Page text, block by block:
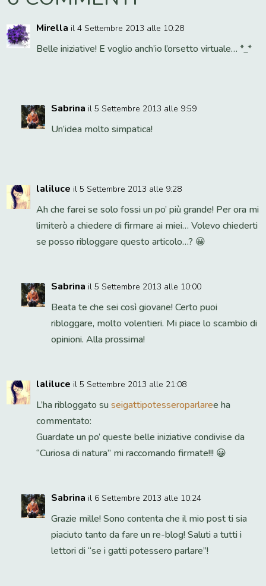
Mirella il 4 Settembre 2013 alle 10:28
Belle iniziative! E voglio anch’io l’orsetto virtuale… *_*
Sabrina il 5 Settembre 2013 alle 9:59
Un’idea molto simpatica!
laliluce il 5 Settembre 2013 alle 9:28
Ah che farei se solo fossi un po’ più grande! Per ora mi
limiterò a chiedere di firmare ai miei… Volevo chiederti
se posso ribloggare questo articolo…? 😀
Sabrina il 5 Settembre 2013 alle 10:00
Beata te che sei così giovane! Certo puoi
ribloggare, molto volentieri. Mi piace lo scambio di
opinioni. Alla prossima!
laliluce il 5 Settembre 2013 alle 21:08
L’ha ribloggato suseigattipotesseroparlaree ha
commentato:
Guardate un po’ queste belle iniziative condivise da
“Curiosa di natura” mi raccomando firmate!!! 😀
Sabrina il 6 Settembre 2013 alle 10:24
Grazie mille! Sono contenta che il mio post ti sia
piaciuto tanto da fare un re-blog! Saluti a tutti i
lettori di “se i gatti potessero parlare”!